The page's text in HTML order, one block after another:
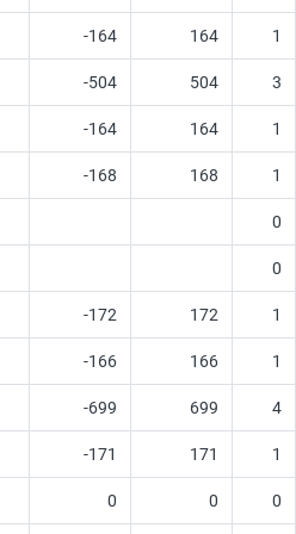
-164 164 1
-504 504 3
-164 164 1
-168 168 1
0
0
-172 172 1
-166 166 1
-699 699 4
-171 171 1
0 0 0